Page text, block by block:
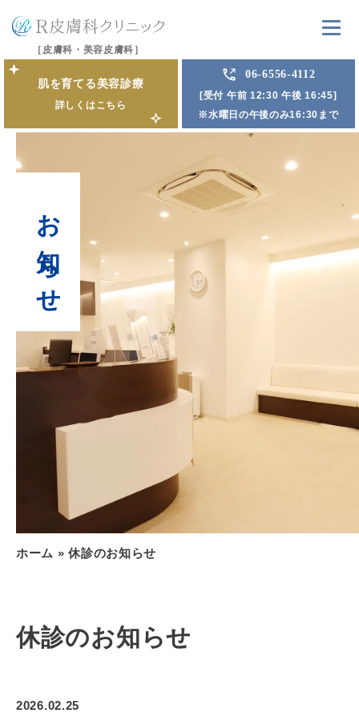
［皮膚科・美容皮膚科］
肌を育てる美容診療
詳しくはこちら
06-6556-4112
[受付 午前 12:30 午後 16:45]
※水曜日の午後のみ16:30まで
お知らせ
ホーム »休診のお知らせ
休診のお知らせ
2026.02.25